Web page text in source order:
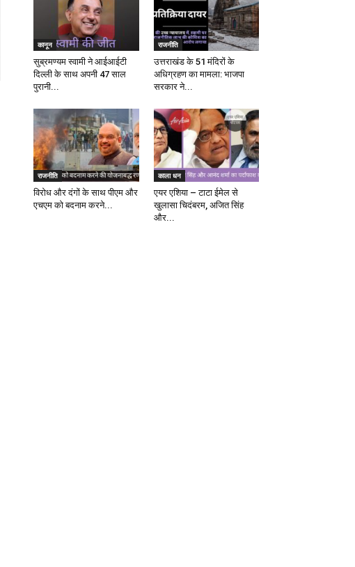
कानून
सुब्रमण्यम स्वामी ने आईआईटी
दिल्ली के साथ अपनी 47 साल
पुरानी...
राजनीति
उत्तराखंड के 51 मंदिरों के
अधिग्रहण का मामला: भाजपा
सरकार ने...
राजनीति
विरोध और दंगों के साथ पीएम और
एचएम को बदनाम करने...
काला धन
एयर एशिया – टाटा ईमेल से
खुलासा चिदंबरम, अजित सिंह
और...